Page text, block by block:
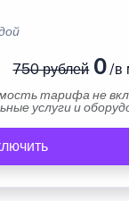
750 рублей0/в
тарифа не
услуги и